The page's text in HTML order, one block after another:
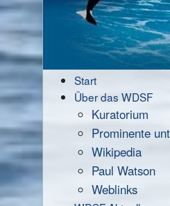
Start
Über das WDSF
Kuratorium
Prominente
Wikipedia
Paul Watson
Weblinks